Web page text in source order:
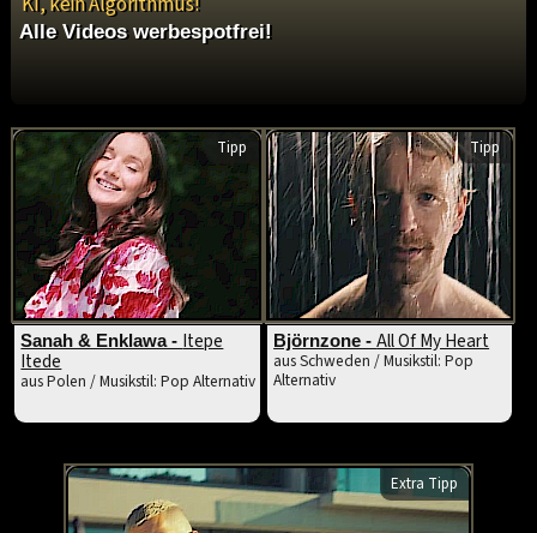
Alle Videos werbespotfrei!
Tipp
Sanah & Enklawa - Itepe
Itede
aus Polen / Musikstil: Pop Alternativ
Tipp
Björnzone -All Of My Heart
aus Schweden / Musikstil: Pop
Alternativ
Extra Tipp